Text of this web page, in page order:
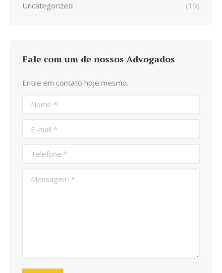
Uncategorized
(19)
Fale com um de nossos Advogados
Entre em contato hoje mesmo.
Nome *
E-mail *
Telefone *
Mensagem *